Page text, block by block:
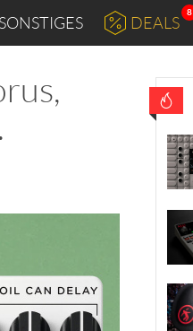
SONSTIGES DEALS
8